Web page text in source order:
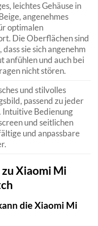
leichtes Gehäuse in
angenehmes
optimalen
Die Oberflächen sind
sie sich angenehm
anfühlen und auch bei
nicht stören.
und stilvolles
passend zu jeder
Bedienung
und seitlichen
und anpassbare
Xiaomi Mi
die Xiaomi Mi